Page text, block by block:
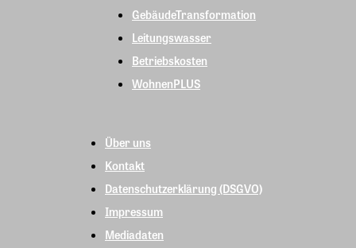
GebäudeTransformation
Leitungswasser
Betriebskosten
WohnenPLUS
Über uns
Kontakt
Datenschutzerklärung (DSGVO)
Impressum
Mediadaten